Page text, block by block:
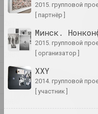
2012
2010
2008
2007
2025
2015. групповой
[ партнёр ]
Минск.
2015. групповой
[ организатор ]
XXY
2014. групповой
[ участник ]